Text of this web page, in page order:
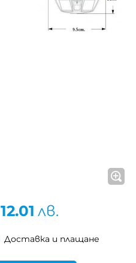
12.01 лв.
Доставка и плащане